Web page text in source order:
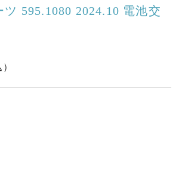
ツ 595.1080 2024.10 電池交